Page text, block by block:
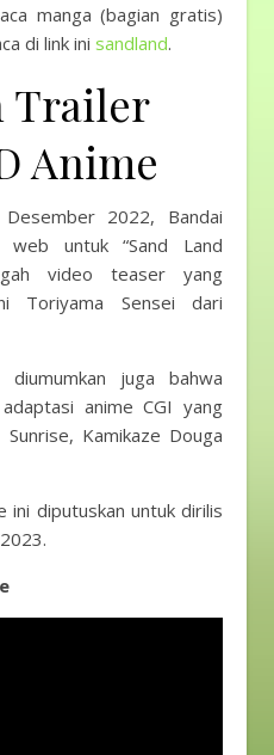
manga (bagian gratis)
di link ini sandland.
Trailer
Anime
2022, Bandai
web untuk “Sand Land
video teaser yang
Toriyama Sensei dari
juga bahwa
anime CGI yang
Kamikaze Douga
ini diputuskan untuk dirilis